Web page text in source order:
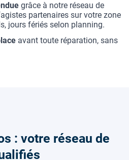
grâce à notre réseau de
partenaires sur votre zone
jours fériés selon planning.
avant toute réparation, sans
: votre réseau de